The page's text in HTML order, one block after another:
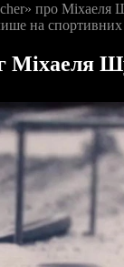
про Міхаеля
на спортивних
Міхаеля